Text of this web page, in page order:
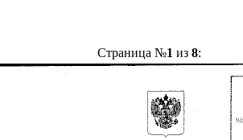
Страница №1 из 8: